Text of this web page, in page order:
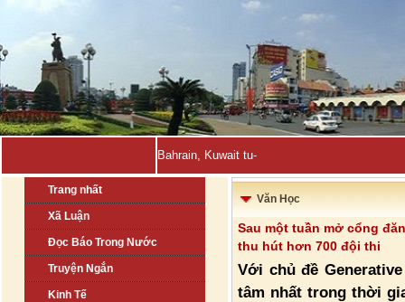
Bahrain, Kuwait tuyên bố đẩy lùi hàng_
Trang nhất
Xã Luận
Đọc Báo Trong Nước
Truyện Ngắn
Kinh Tế
Văn Học
Sau một tuần mở cổng
thu hút hơn 700 đội thi
Với chủ đề
tâm nhất trong thời